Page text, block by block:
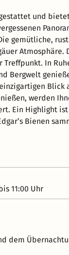
und
gemütliche,
Atmosphäre.
In
Bergwelt
Blick
werden
Ein Highlight
Bienen
11:00 Uhr
dem